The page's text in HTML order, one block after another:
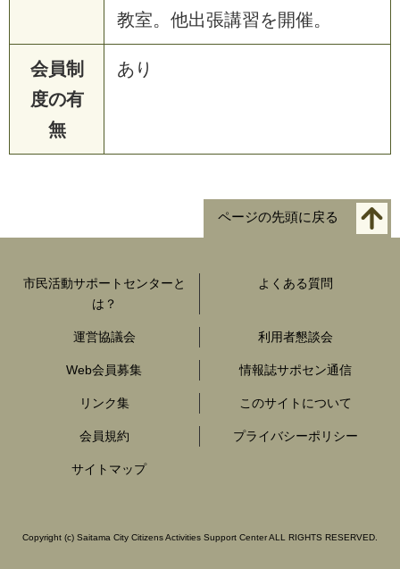
教室。他出張講習を開催。
会員制
度の有
無
あり
ページの先頭に戻る
市民活動サポートセンターと
は？
よくある質問
運営協議会 利用者懇談会
Web会員募集 情報誌サポセン通信
リンク集 このサイトについて
会員規約 プライバシーポリシー
サイトマップ
Copyright (c) Saitama City Citizens Activities Support Center ALL RIGHTS RESERVED.